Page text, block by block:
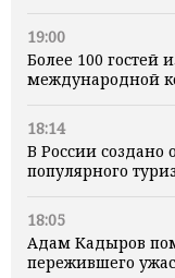
19:00
Более 100 гостей
международной
18:14
В России создано
популярного
18:05
Адам Кадыров
пережившего